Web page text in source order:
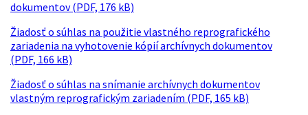
dokumentov (PDF, 176 kB)
Žiadosť o súhlas na použitie vlastného reprografického
zariadenia na vyhotovenie kópií archívnych dokumentov
(PDF, 166 kB)
Žiadosť o súhlas na snímanie archívnych dokumentov
vlastným reprografickým zariadením (PDF, 165 kB)